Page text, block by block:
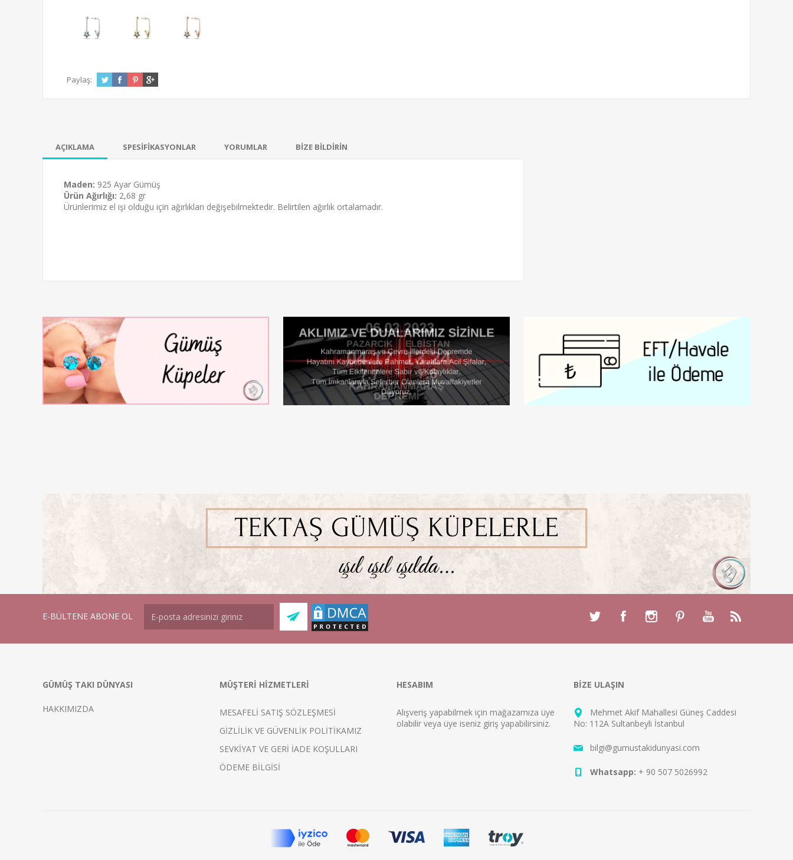
Paylaş:
AÇIKLAMA SPESİFİKASYONLAR YORUMLAR BİZE BİLDİRİN
Maden: 925 Ayar Gümüş
Ürün Ağırlığı: 2,68 gr
Ürünlerimiz el işi olduğu için ağırlıkları değişebilmektedir. Belirtilen ağırlık ortalamadır.
E-BÜLTENE ABONE OL
GÜMÜŞ TAKI DÜNYASI
HAKKIMIZDA
MÜŞTERİ HİZMETLERİ
MESAFELİ SATIŞ SÖZLEŞMESİ
GİZLİLİK VE GÜVENLİK POLİTİKAMIZ
SEVKİYAT VE GERİ İADE KOŞULLARI
ÖDEME BİLGİSİ
HESABIM
Alışveriş yapabilmek için mağazamıza üye
olabilir veya üye iseniz giriş yapabilirsiniz.
BİZE ULAŞIN
Mehmet Akif Mahallesi Güneş Caddesi
No: 112A Sultanbeyli İstanbul
bilgi@gumustakidunyasi.com
Whatsapp: + 90 507 5026992